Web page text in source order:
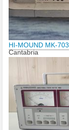
HI-MOUND MK-703
Cantabria